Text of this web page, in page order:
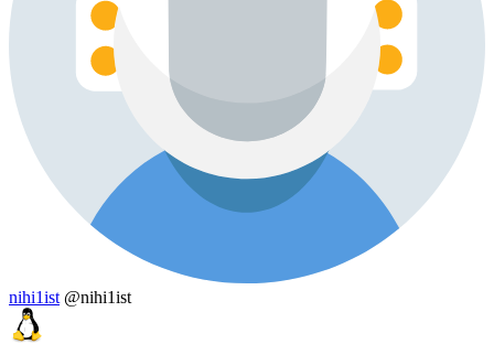
nihi1ist @nihi1ist